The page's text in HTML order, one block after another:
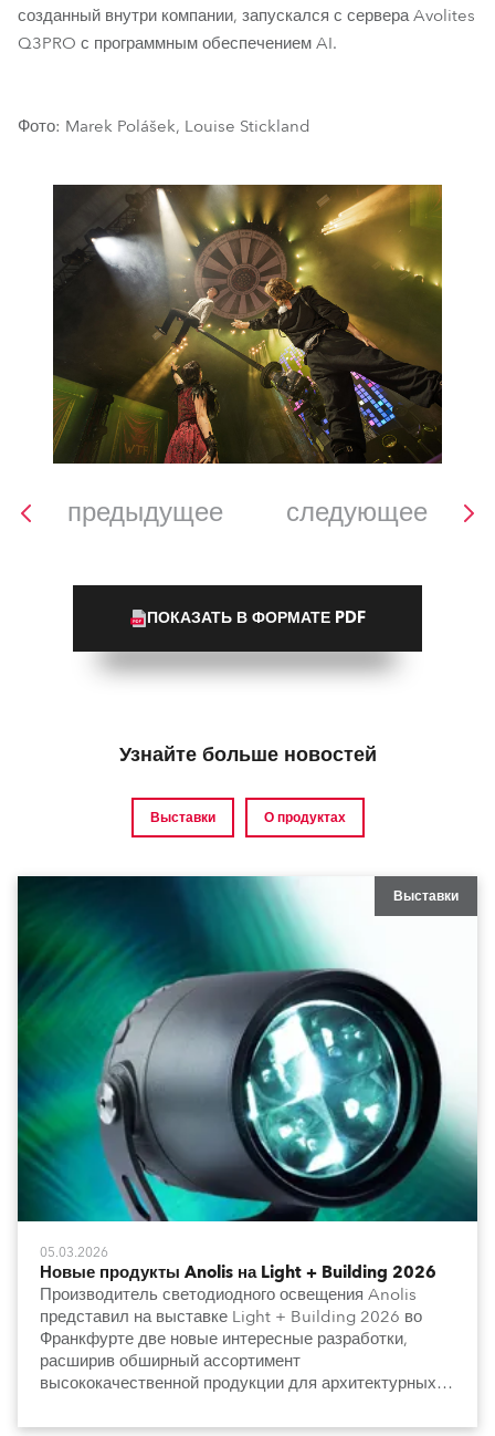
созданный внутри компании, запускался с сервера Avolites
Q3PRO с программным обеспечением AI.
Фото: Marek Polášek, Louise Stickland
предыдущее следующее
ПОКАЗАТЬ В ФОРМАТЕ PDF
Узнайте больше новостей
Выставки О продуктах
Выставки
05.03.2026
Новые продукты Anolis на Light + Building 2026
Производитель светодиодного освещения Anolis
представил на выставке Light + Building 2026 во
Франкфурте две новые интересные разработки,
расширив обширный ассортимент
высококачественной продукции для архитектурных и